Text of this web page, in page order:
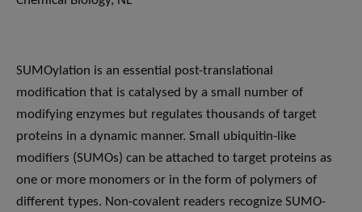
SUMOylation is an essential post-translational
modification that is catalysed by a small number of
modifying enzymes but regulates thousands of target
proteins in a dynamic manner. Small ubiquitin-like
modifiers (SUMOs) can be attached to target proteins as
one or more monomers or in the form of polymers of
different types. Non-covalent readers recognize SUMO-